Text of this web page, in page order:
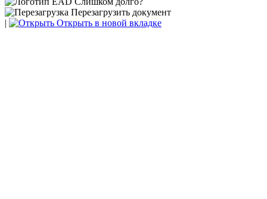
Перезагрузить документ
|
Открыть в новой вкладке